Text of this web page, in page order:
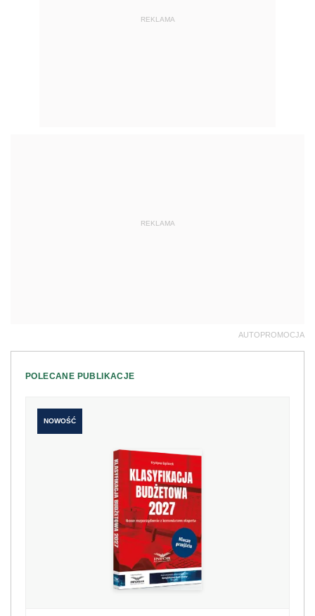
REKLAMA
REKLAMA
AUTOPROMOCJA
POLECANE PUBLIKACJE
NOWOŚĆ